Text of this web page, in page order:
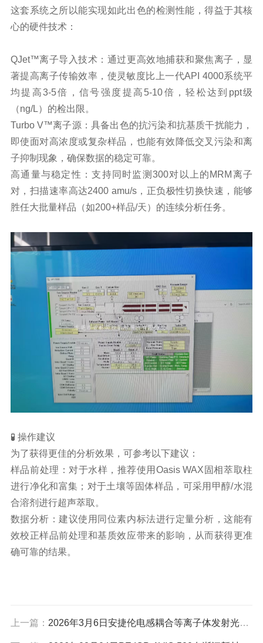
这套系统之所以能实现如此出色的检测性能，得益于其核
心的硬件技术：
QJet™离子导入技术：通过更高效地捕获和聚焦离子，显
著提高离子传输效率，使灵敏度比上一代API 4000系统平
均提高3-5倍，信号强度提高5-10倍，轻松达到ppt级
（ng/L）的检出限。
Turbo V™离子源：具备出色的抗污染和抗基质干扰能力，
即使面对高浓度或复杂样品，也能有效降低交叉污染和离
子抑制现象，确保数据的稳定可靠。
高通量与稳定性：支持同时监测300对以上的MRM离子
对，扫描速率高达2400 amu/s，正负极性切换快速，能够
胜任大批量样品（如200+样品/天）的连续分析任务。
🧪 操作建议
为了获得更佳的分析效果，可参考以下建议：
样品前处理：对于水样，推荐使用Oasis WAX固相萃取柱
进行净化和富集；对于土壤等固体样品，可采用甲醇/水混
合溶剂进行超声萃取。
数据分析：建议使用同位素内标法进行定量分析，这能有
效校正样品前处理和基质效应带来的影响，从而获得更准
确可靠的结果。
上一篇： 2026年3月6日安捷伦电感耦合等离子体发射光谱仪ICPOES 5110在东莞检测70种金属元素